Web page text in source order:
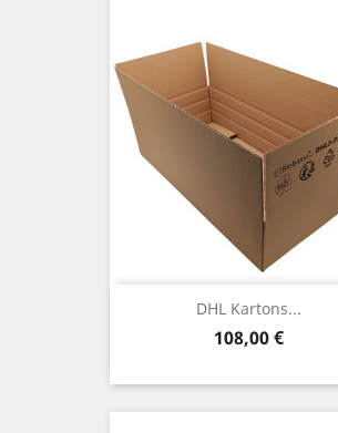
DHL Kartons...
Preis
108,00 €